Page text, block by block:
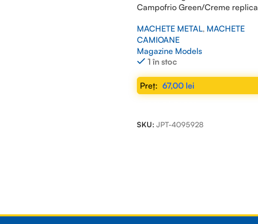
Campofrio Green/Creme replica
MACHETE METAL, MACHETE
CAMIOANE
Magazine Models
1 în stoc
67,00 lei
SKU: JPT-4095928